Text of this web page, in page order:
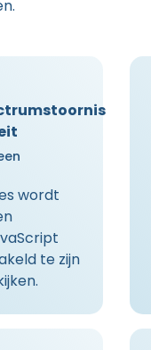
wordt
te zijn